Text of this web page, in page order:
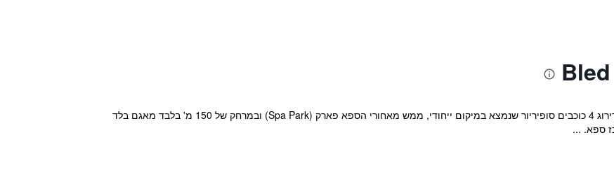
מלון 'בלד רוז' (Bled Rose Hotel) הוא מלון בדירוג 4 כוכבים סופיריור שנמצא במיקום ייחודי, ממש מאחורי הספא פארק (Spa Park) ובמרחק של 150 מ' בלבד מאגם בלד